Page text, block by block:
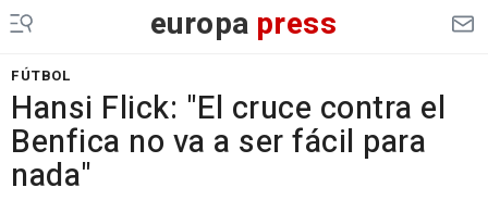
europa press
FÚTBOL
Hansi Flick: "El cruce contra el
Benfica no va a ser fácil para
nada"